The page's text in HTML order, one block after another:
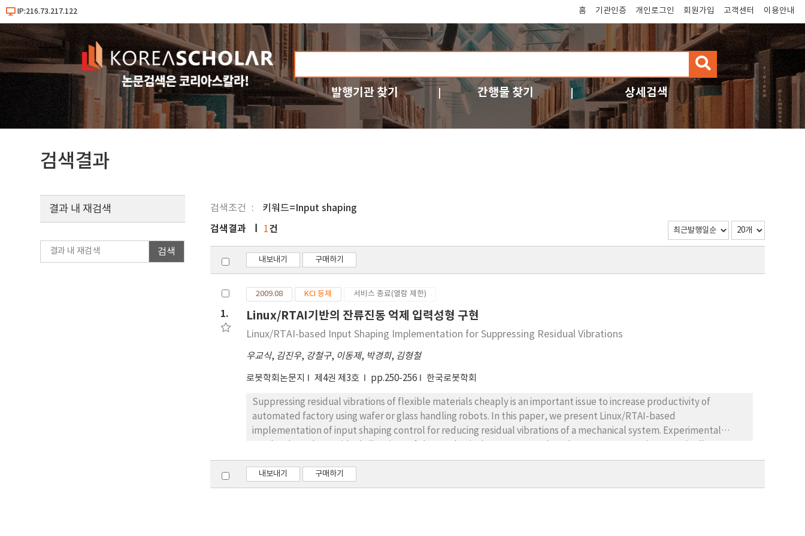
IP:216.73.217.122 홈 기관인증 개인로그인 회원가입 고객센터 이용안내
검
색
발행기관 찾기 간행물 찾기 상세검색
검색결과
검색조건 키워드=Input shaping
결과 내 재검색
검색
검색결과 1건
내보내기 구매하기
1.
2009.08 KCI 등재 서비스 종료(열람 제한)
Linux/RTAI기반의 잔류진동 억제 입력성형 구현
Linux/RTAI-based Input Shaping Implementation for Suppressing Residual Vibrations
우교식, 김진우, 강철구, 이동제, 박경희, 김형철
로봇학회논문지 제4권 제3호 pp.250-256 한국로봇학회
Suppressing residual vibrations of flexible materials cheaply is an important issue to increase productivity of
automated factory using wafer or glass handling robots. In this paper, we present Linux/RTAI-based
implementation of input shaping control for reducing residual vibrations of a mechanical system. Experimental
motion.
내보내기 구매하기